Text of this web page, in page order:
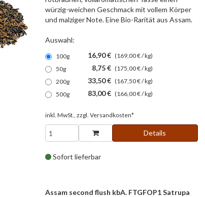
würzig-weichen Geschmack mit vollem Körper
und malziger Note. Eine Bio-Rarität aus Assam.
Auswahl:
100g 16,90 € (169,00 € / kg)
50g
8,75 € (175,00 € / kg)
200g
33,50 € (167,50 € / kg)
500g
83,00 € (166,00 € / kg)
inkl. MwSt., zzgl. Versandkosten*
Details
Sofort lieferbar
Assam second flush kbA. FTGFOP1 Satrupa